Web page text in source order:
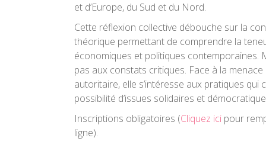
et d’Europe, du Sud et du Nord.
Cette réflexion collective débouche sur la
théorique permettant de comprendre la
économiques et politiques contemporaines.
pas aux constats critiques. Face à la menace
autoritaire, elle s’intéresse aux pratiques qui
possibilité d’issues solidaires et
Inscriptions obligatoires (Cliquez ici pour
ligne).